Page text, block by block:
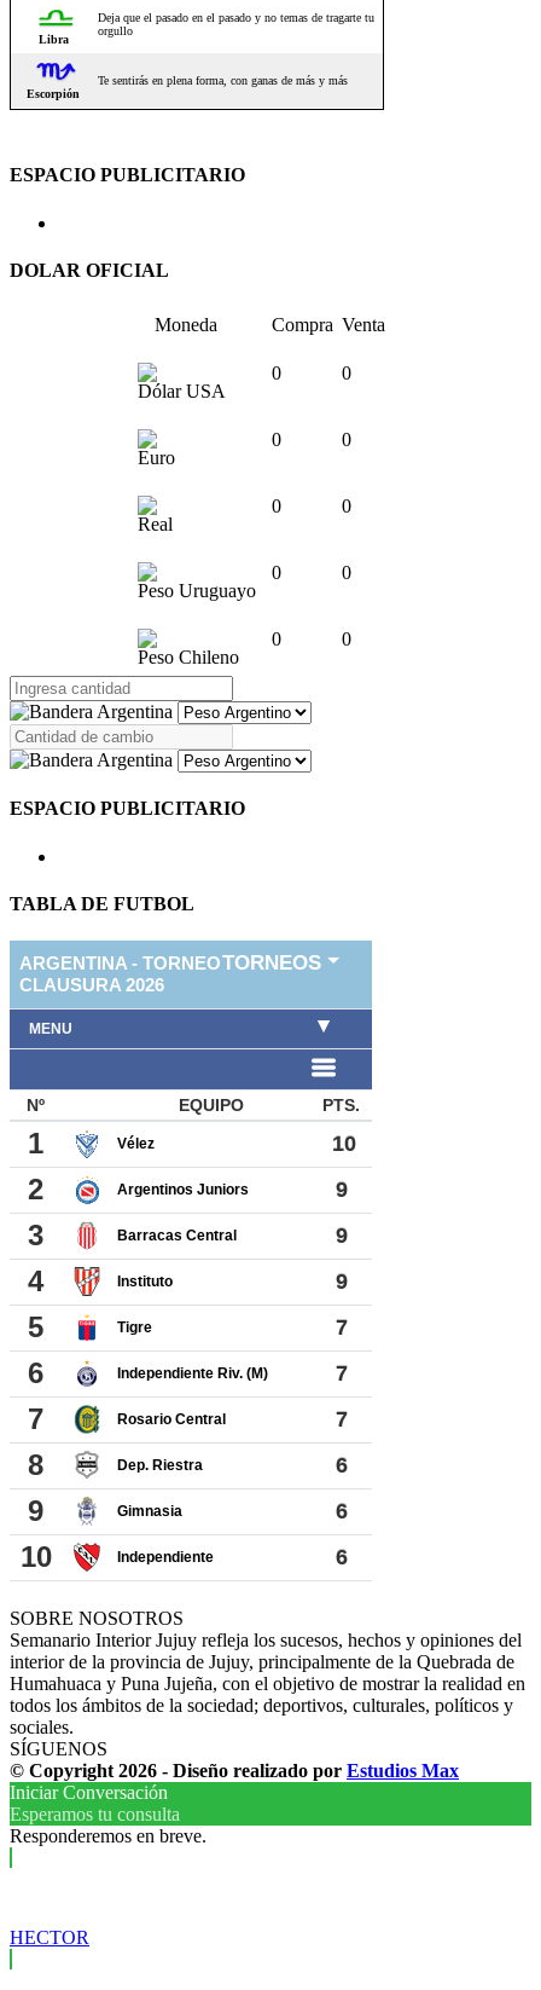
ESPACIO PUBLICITARIO
DOLAR OFICIAL
Moneda Compra Venta
Dólar USA
0 0
Euro
0 0
Real
0 0
Peso Uruguayo
0 0
Peso Chileno
0 0
ESPACIO PUBLICITARIO
TABLA DE FUTBOL
SOBRE NOSOTROS
Semanario Interior Jujuy refleja los sucesos, hechos y opiniones del
interior de la provincia de Jujuy, principalmente de la Quebrada de
Humahuaca y Puna Jujeña, con el objetivo de mostrar la realidad en
todos los ámbitos de la sociedad; deportivos, culturales, políticos y
sociales.
SÍGUENOS
© Copyright 2026 - Diseño realizado por Estudios Max
Iniciar Conversación
Esperamos tu consulta
Responderemos en breve.
HECTOR